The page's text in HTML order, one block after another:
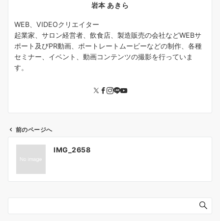
岩本 あきら
WEB、VIDEOクリエイター
起業家、サロン経営者、飲食店、製造販売の会社などWEBサ
ポート及びPR動画、ポートレートムービーなどの制作、各種
セミナー、イベント、動画コンテンツの撮影を行っていま
す。
シ
前のページへ
IMG_2658